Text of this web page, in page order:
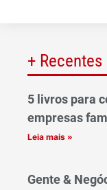
+ Recentes
5 livros para
empresas
Leia mais »
Gente &